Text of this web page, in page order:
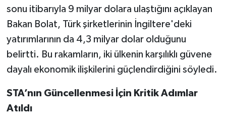
sonu itibarıyla 9 milyar dolara ulaştığını açıklayan
Bakan Bolat, Türk şirketlerinin İngiltere'deki
yatırımlarının da 4,3 milyar dolar olduğunu
belirtti. Bu rakamların, iki ülkenin karşılıklı güvene
dayalı ekonomik ilişkilerini güçlendirdiğini söyledi.
STA’nın Güncellenmesi İçin Kritik Adımlar
Atıldı